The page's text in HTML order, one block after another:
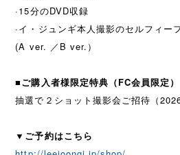
·15分のDVD収録
·イ・ジュンギ本人撮影のセルフィー
(A ver. ／B ver.）
■ご購入者様限定特典（FC会員限定）
抽選で２ショット撮影会ご招待（
▼ご予約はこちら